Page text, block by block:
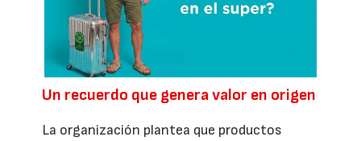
Un recuerdo que genera valor en origen
La organización plantea que productos